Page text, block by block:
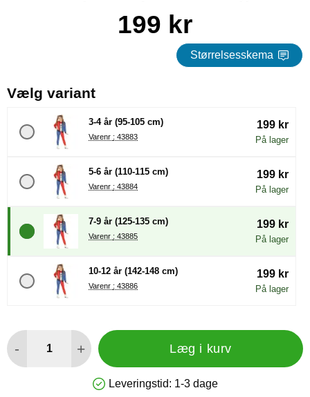
Køb dette produkt Dangerous Girl Kostume Børn 7-9 år
pris
199 kr
Størrelsesskema
Vælg variant, (Valg af en ny radioknap vil
3-4 år (95-105 cm)
Varenr : 43883
199 kr
På lager
5-6 år (110-115 cm)
Varenr : 43884
199 kr
På lager
7-9 år (125-135 cm)
Varenr : 43885
199 kr
På lager
10-12 år (142-148 cm)
Varenr : 43886
199 kr
På lager
- + Læg i kurv
Produkttilgængelighed: På lager
Leveringstid: 1-3 dage